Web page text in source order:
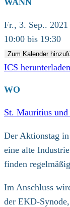
WANN
Fr., 3. Sep..
10:00 bis 19:30
Zum Kalender
ICS herunterladen
WO
St. Mauritius
Der Aktionstag
eine alte
finden
Im Anschluss
der EKD-